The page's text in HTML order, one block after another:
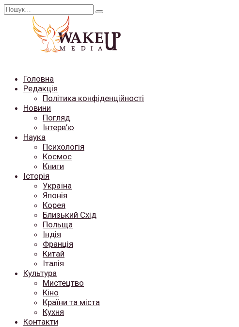
Перейти
Search
Головна
Редакція
Політика конфіденційності
Новини
Погляд
Інтерв’ю
Наука
Психологія
Космос
Книги
Історія
Україна
Японія
Корея
Близький Схід
Польща
Індія
Франція
Китай
Італія
Культура
Мистецтво
Кіно
Країни та міста
Кухня
Контакти